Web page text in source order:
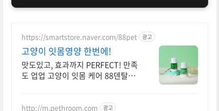
https://smartstore.naver.com/88pet 광고
고양이 잇몸영양 한번에!
맛도있고, 효과까지 PERFECT! 만족
도 업업 고양이 잇몸 케어 88덴탈가
http://m.pethroom.com 광고